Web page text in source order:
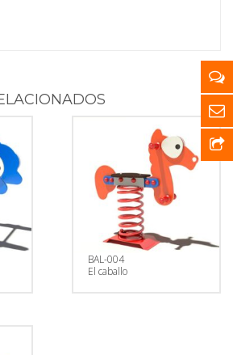
BAL-004
El caballo